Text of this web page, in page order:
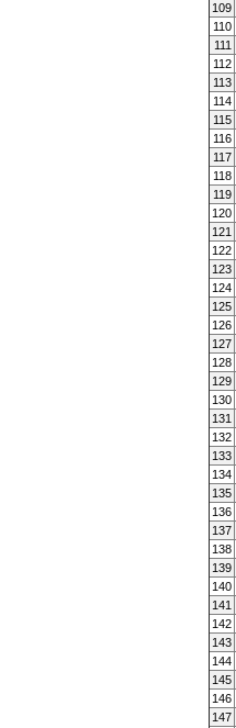
109
110
111
112
113
114
115
116
117
118
119
120
121
122
123
124
125
126
127
128
129
130
131
132
133
134
135
136
137
138
139
140
141
142
143
144
145
146
147